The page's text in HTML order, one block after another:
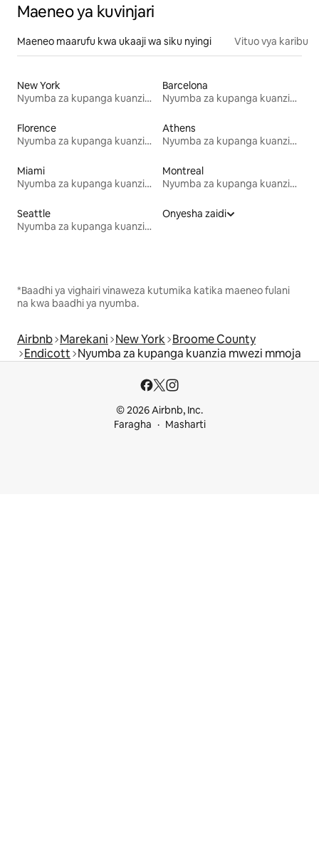
Maeneo ya kuvinjari
Maeneo maarufu kwa ukaaji wa siku nyingi Vituo vya karibu
New York
Nyumba za kupanga kuanzia mwezi mmoja
Barcelona
Nyumba za kupanga kuanzia mwezi mmoja
Florence
Nyumba za kupanga kuanzia mwezi mmoja
Athens
Nyumba za kupanga kuanzia mwezi mmoja
Miami
Nyumba za kupanga kuanzia mwezi mmoja
Montreal
Nyumba za kupanga kuanzia mwezi mmoja
Seattle
Nyumba za kupanga kuanzia mwezi mmoja
Onyesha zaidi
*Baadhi ya vighairi vinaweza kutumika katika maeneo fulani
na kwa baadhi ya nyumba.
Airbnb Marekani New York Broome County
Endicott Nyumba za kupanga kuanzia mwezi mmoja
© 2026 Airbnb, Inc.
Faragha
Masharti